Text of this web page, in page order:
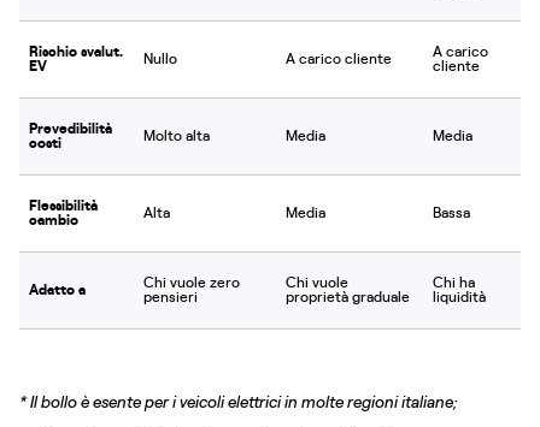
Rischio svalut.
EV Nullo A carico cliente A carico
cliente
Prevedibilità
costi Molto alta Media Media
Flessibilità
cambio Alta Media Bassa
Adatto a Chi vuole zero
pensieri
Chi vuole
proprietà graduale
Chi ha
liquidità
* Il bollo è esente per i veicoli elettrici in molte regioni italiane;